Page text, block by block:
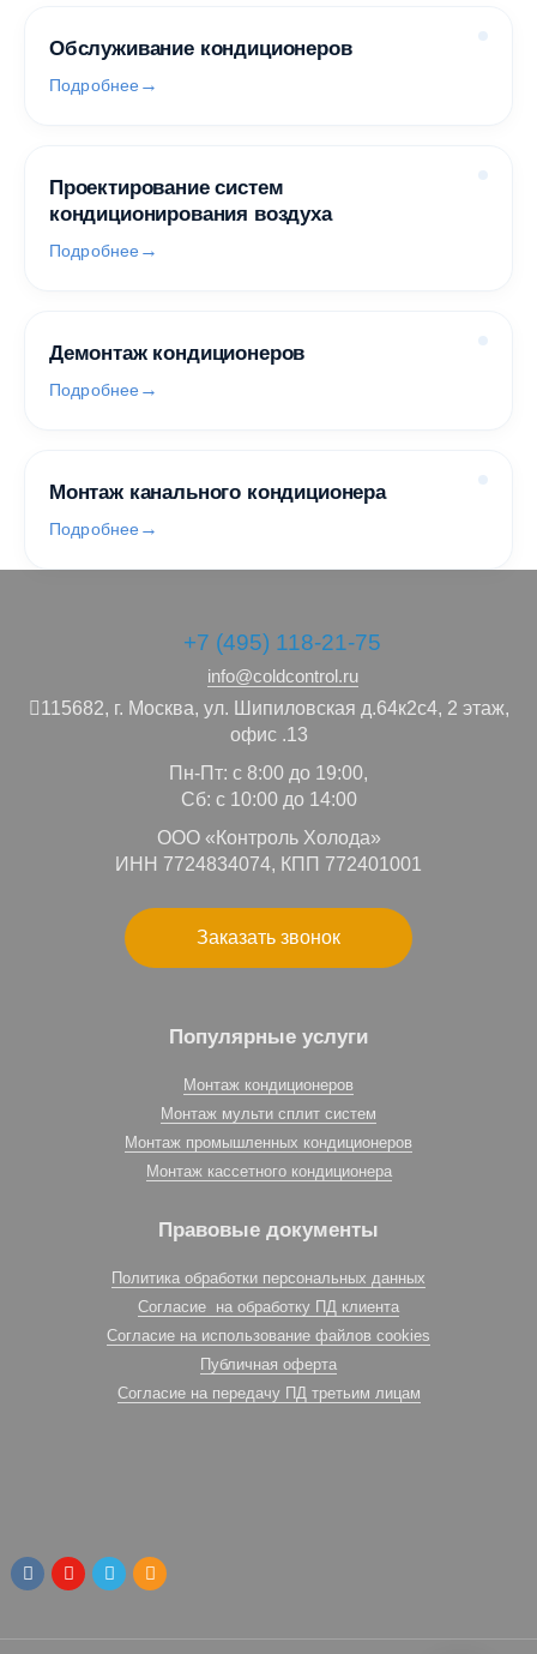
Обслуживание кондиционеров
Подробнее
Проектирование систем
кондиционирования воздуха
Подробнее
Демонтаж кондиционеров
Подробнее
Монтаж канального кондиционера
Подробнее
+7 (495) 118-21-75
info@coldcontrol.ru
115682, г. Москва, ул. Шипиловская д.64к2с4, 2 этаж,
офис .13
Пн-Пт: с 8:00 до 19:00,
Сб: с 10:00 до 14:00
ООО «Контроль Холода»
ИНН 7724834074, КПП 772401001
Заказать звонок
Популярные услуги
Монтаж кондиционеров
Монтаж мульти сплит систем
Монтаж промышленных кондиционеров
Монтаж кассетного кондиционера
Правовые документы
Политика обработки персональных данных
Согласие на обработку ПД клиента
Согласие на использование файлов cookies
Публичная оферта
Согласие на передачу ПД третьим лицам